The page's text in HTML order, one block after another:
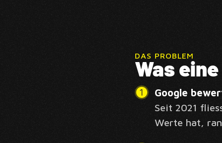
DAS PROBLEM
Was
Google
Seit 2021
Werte hat,